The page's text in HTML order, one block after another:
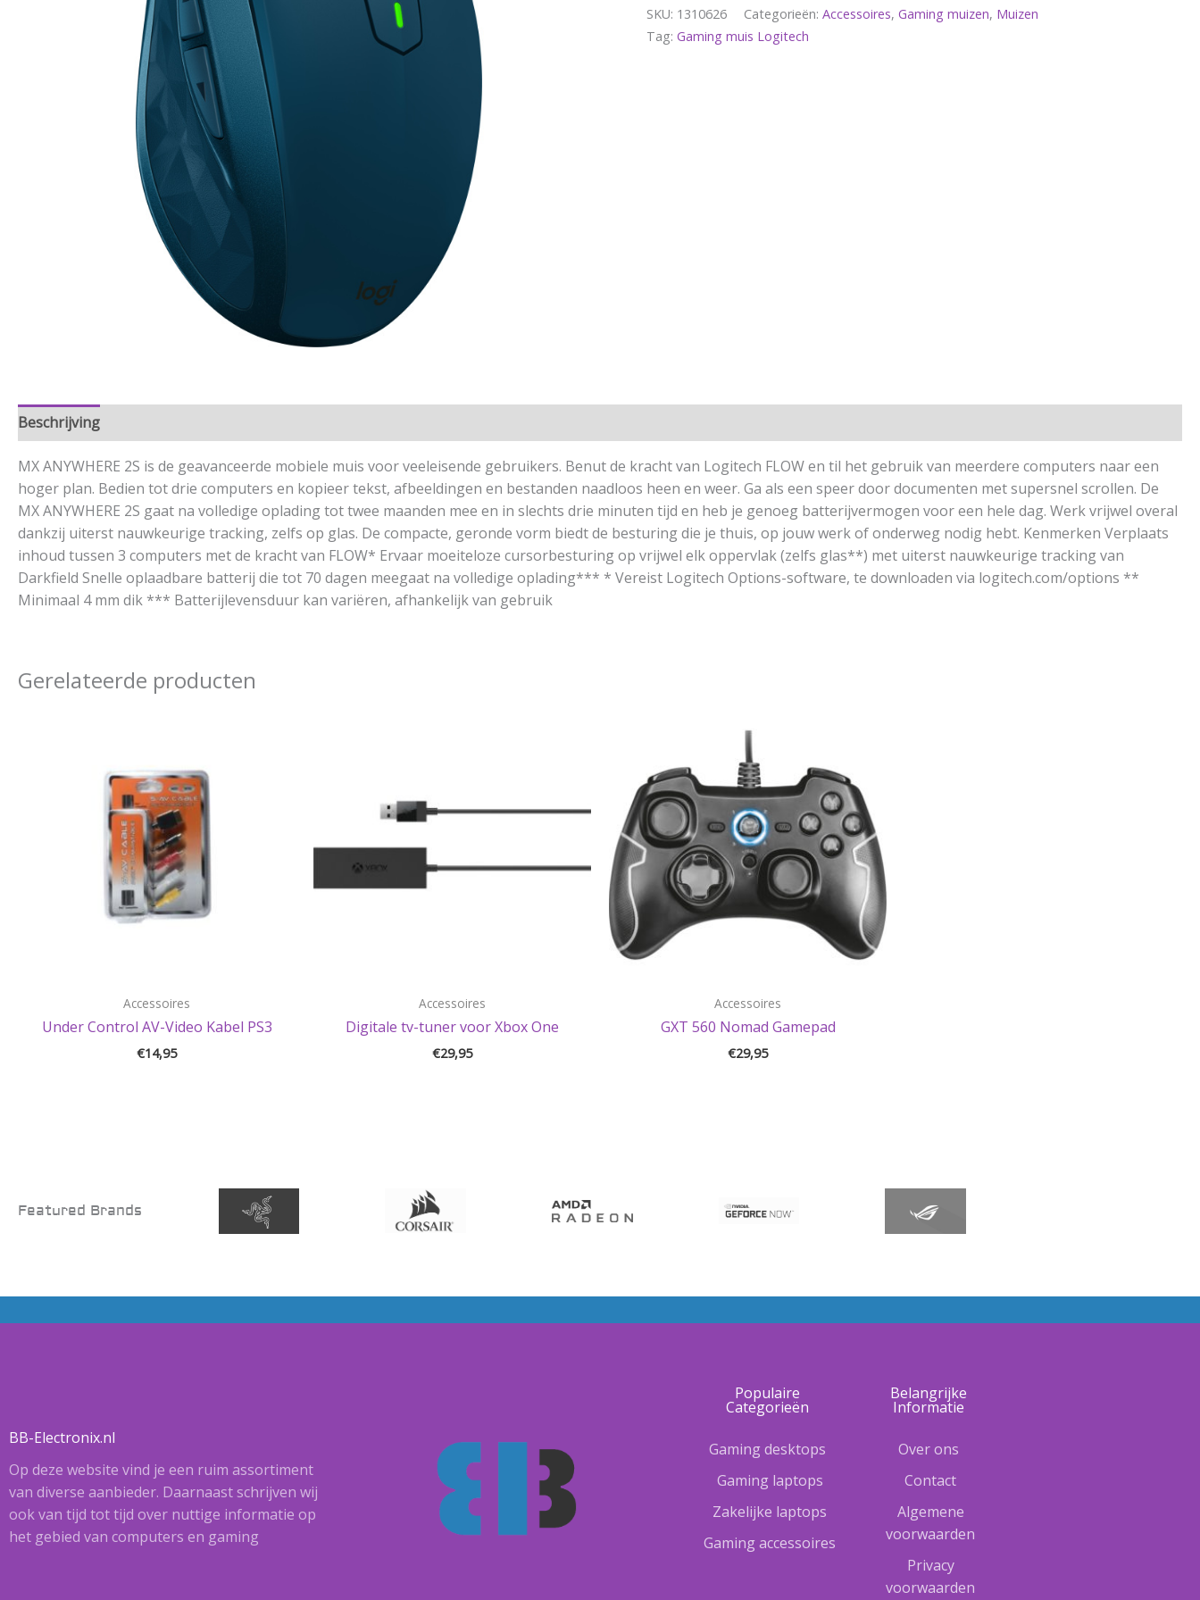
SKU: 1310626 Categorieën:Accessoires,Gaming muizen, Muizen
Tag:Gaming muis Logitech
Beschrijving
MX ANYWHERE 2S is de geavanceerde mobiele muis voor veeleisende gebruikers. Benut de kracht van Logitech FLOW en til het gebruik van meerdere computers naar een
hoger plan. Bedien tot drie computers en kopieer tekst, afbeeldingen en bestanden naadloos heen en weer. Ga als een speer door documenten met supersnel scrollen. De
MX ANYWHERE 2S gaat na volledige oplading tot twee maanden mee en in slechts drie minuten tijd en heb je genoeg batterijvermogen voor een hele dag. Werk vrijwel overal
dankzij uiterst nauwkeurige tracking, zelfs op glas. De compacte, geronde vorm biedt de besturing die je thuis, op jouw werk of onderweg nodig hebt. Kenmerken Verplaats
inhoud tussen 3 computers met de kracht van FLOW* Ervaar moeiteloze cursorbesturing op vrijwel elk oppervlak (zelfs glas**) met uiterst nauwkeurige tracking van
Darkfield Snelle oplaadbare batterij die tot 70 dagen meegaat na volledige oplading*** * Vereist Logitech Options-software, te downloaden via logitech.com/options **
Minimaal 4 mm dik *** Batterijlevensduur kan variëren, afhankelijk van gebruik
Gerelateerde producten
Accessoires
Under Control AV-Video Kabel PS3
€14,95
Accessoires
Digitale tv-tuner voor Xbox One
€29,95
Accessoires
GXT 560 Nomad Gamepad
€29,95
Featured Brands
BB-Electronix.nl
Op deze website vind je een ruim assortiment
van diverse aanbieder. Daarnaast schrijven wij
ook van tijd tot tijd over nuttige informatie op
het gebied van computers en gaming
Populaire
Categorieën
Gaming desktops
Gaming laptops
Zakelijke laptops
Gaming accessoires
Belangrijke
Informatie
Over ons
Contact
Algemene
voorwaarden
Privacy
voorwaarden